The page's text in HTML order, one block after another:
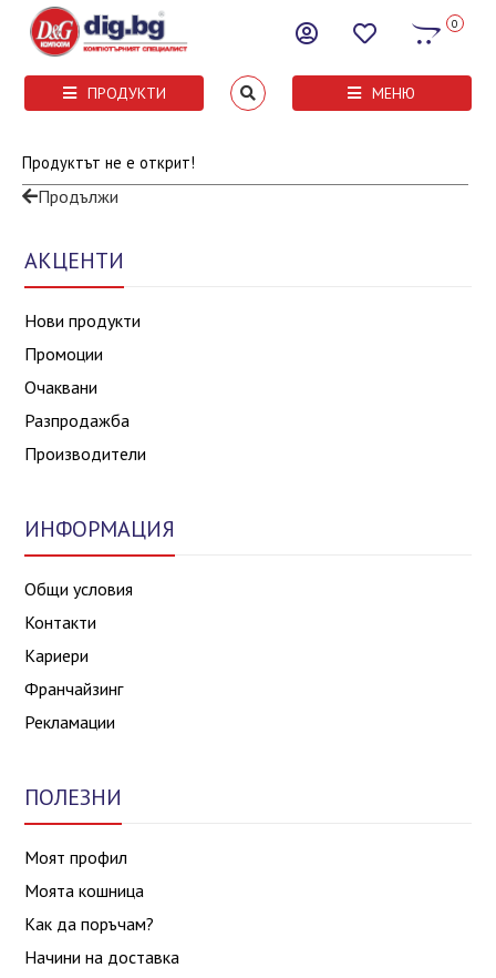
0
ПРОДУКТИ МЕНЮ
Продуктът не е открит!
Продължи
АКЦЕНТИ
Нови продукти
Промоции
Очаквани
Разпродажба
Производители
ИНФОРМАЦИЯ
Общи условия
Контакти
Кариери
Франчайзинг
Рекламации
ПОЛЕЗНИ
Моят профил
Моята кошница
Как да поръчам?
Начини на доставка